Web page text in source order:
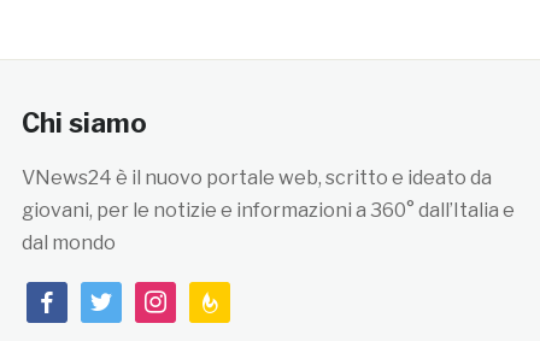
Chi siamo
VNews24 è il nuovo portale web, scritto e ideato da
giovani, per le notizie e informazioni a 360° dall’Italia e
dal mondo
facebooktwitterinstagramfeedburner